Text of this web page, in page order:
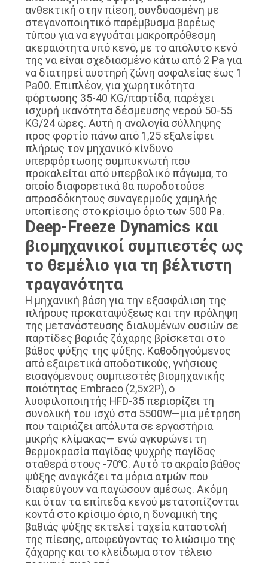
ανθεκτική στην πίεση, συνδυασμένη με
στεγανοποιητικό παρέμβυσμα βαρέως
τύπου για να εγγυάται μακροπρόθεσμη
ακεραιότητα υπό κενό, με το απόλυτο κενό
της να είναι σχεδιασμένο κάτω από 2 Pa για
να διατηρεί αυστηρή ζώνη ασφαλείας έως 1
Pa00. Επιπλέον, για χωρητικότητα
φόρτωσης 35-40 KG/παρτίδα, παρέχει
ισχυρή ικανότητα δέσμευσης νερού 50-55
KG/24 ώρες. Αυτή η αναλογία σύλληψης
προς φορτίο πάνω από 1,25 εξαλείφει
πλήρως τον μηχανικό κίνδυνο
υπερφόρτωσης συμπυκνωτή που
προκαλείται από υπερβολικό πάγωμα, το
οποίο διαφορετικά θα πυροδοτούσε
απροσδόκητους συναγερμούς χαμηλής
υποπίεσης στο κρίσιμο όριο των 500 Pa.
Deep-Freeze Dynamics και
βιομηχανικοί συμπιεστές ως
το θεμέλιο για τη βέλτιστη
τραγανότητα
Η μηχανική βάση για την εξασφάλιση της
πλήρους προκαταψύξεως και την πρόληψη
της μετανάστευσης διαλυμένων ουσιών σε
παρτίδες βαριάς ζάχαρης βρίσκεται στο
βάθος ψύξης της ψύξης. Καθοδηγούμενος
από εξαιρετικά αποδοτικούς, γνήσιους
εισαγόμενους συμπιεστές βιομηχανικής
ποιότητας Embraco (2,5x2P), ο
λυοφιλοποιητής HFD-35 περιορίζει τη
συνολική του ισχύ στα 5500W—μια μέτρηση
που ταιριάζει απόλυτα σε εργαστήρια
μικρής κλίμακας— ενώ αγκυρώνει τη
θερμοκρασία παγίδας ψυχρής παγίδας
σταθερά στους -70℃. Αυτό το ακραίο βάθος
ψύξης αναγκάζει τα μόρια ατμών που
διαφεύγουν να παγώσουν αμέσως. Ακόμη
και όταν τα επίπεδα κενού μετατοπίζονται
κοντά στο κρίσιμο όριο, η δυναμική της
βαθιάς ψύξης εκτελεί ταχεία καταστολή
της πίεσης, αποφεύγοντας το λιώσιμο της
ζάχαρης και το κλείδωμα στον τέλειο